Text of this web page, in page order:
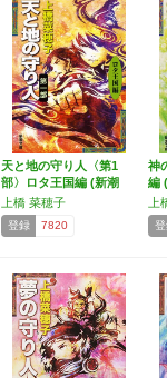
天と地の守り人〈第1
部〉ロタ王国編 (新潮
文…
上橋 菜穂子
登録 7820
神
編
上